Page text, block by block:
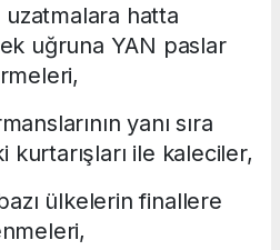
hatta
uğruna YAN paslar
yanı sıra
kurtarışları ile kaleciler,
ülkelerin finallere